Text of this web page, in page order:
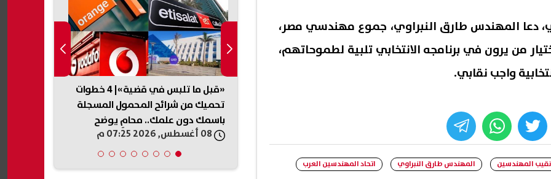
دعا المهندس طارق النبراوي، جموع مهندسي مصر،
من يرون في برنامجه الانتخابي تلبية لطموحاتهم،
واجب نقابي.
twitter
whats
نقيب المهندسين المهندس طارق النبراوي
اتحاد المهندسين العرب
«قبل ما تلبس في قضية»| 4 خطوات
تحميك من شرائح المحمول المسجلة
باسمك دون علمك.. محامٍ يوضح